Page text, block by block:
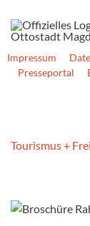
Impressum
Presseportal
Tourismus +